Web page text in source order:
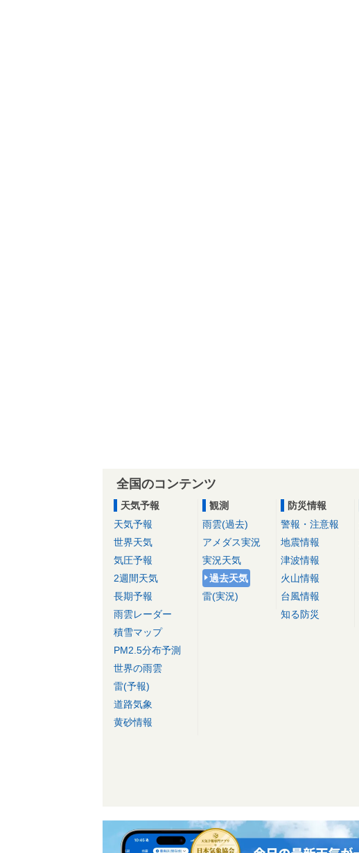
全国のコンテンツ
天気予報
天気予報
世界天気
気圧予報
2週間天気
長期予報
雨雲レーダー
積雪マップ
PM2.5分布予測
世界の雨雲
雷(予報)
道路気象
黄砂情報
観測
雨雲(過去)
アメダス実況
実況天気
過去天気
雷(実況)
防災情報
警報・注意報
地震情報
津波情報
火山情報
台風情報
知る防災